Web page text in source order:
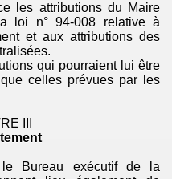
les attributions du Maire
loi n° 94-008 relativeà
et aux attributions des
qui pourraient lui être
celles prévues par les
III
Bureau exécutif de la